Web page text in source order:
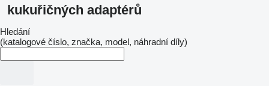
kukuřičných adaptérů
Hledání
(katalogové číslo, značka, model, náhradní díly)